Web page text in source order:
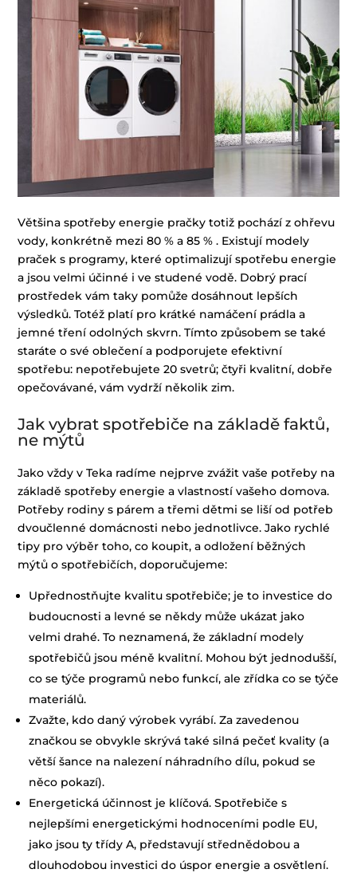
Většina spotřeby energie pračky totiž pochází z ohřevu
vody, konkrétně mezi 80 % a 85 % . Existují modely
praček s programy, které optimalizují spotřebu energie
a jsou velmi účinné i ve studené vodě. Dobrý prací
prostředek vám taky pomůže dosáhnout lepších
výsledků. Totéž platí pro krátké namáčení prádla a
jemné tření odolných skvrn. Tímto způsobem se také
staráte o své oblečení a podporujete efektivní
spotřebu: nepotřebujete 20 svetrů; čtyři kvalitní, dobře
opečovávané, vám vydrží několik zim.
Jak vybrat spotřebiče na základě faktů,
ne mýtů
Jako vždy v Teka radíme nejprve zvážit vaše potřeby na
základě spotřeby energie a vlastností vašeho domova.
Potřeby rodiny s párem a třemi dětmi se liší od potřeb
dvoučlenné domácnosti nebo jednotlivce. Jako rychlé
tipy pro výběr toho, co koupit, a odložení běžných
mýtů o spotřebičích, doporučujeme:
Upřednostňujte kvalitu spotřebiče; je to investice do
budoucnosti a levné se někdy může ukázat jako
velmi drahé. To neznamená, že základní modely
spotřebičů jsou méně kvalitní. Mohou být jednodušší,
co se týče programů nebo funkcí, ale zřídka co se týče
materiálů.
Zvažte, kdo daný výrobek vyrábí. Za zavedenou
značkou se obvykle skrývá také silná pečeť kvality (a
větší šance na nalezení náhradního dílu, pokud se
něco pokazí).
Energetická účinnost je klíčová. Spotřebiče s
nejlepšími energetickými hodnoceními podle EU,
jako jsou ty třídy A, představují střednědobou a
dlouhodobou investici do úspor energie a osvětlení.